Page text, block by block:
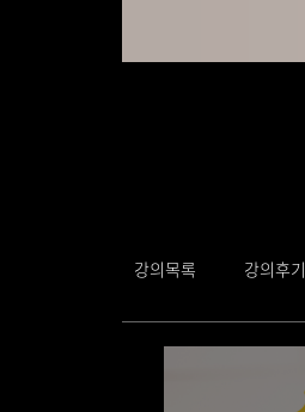
강의목록 강의후기